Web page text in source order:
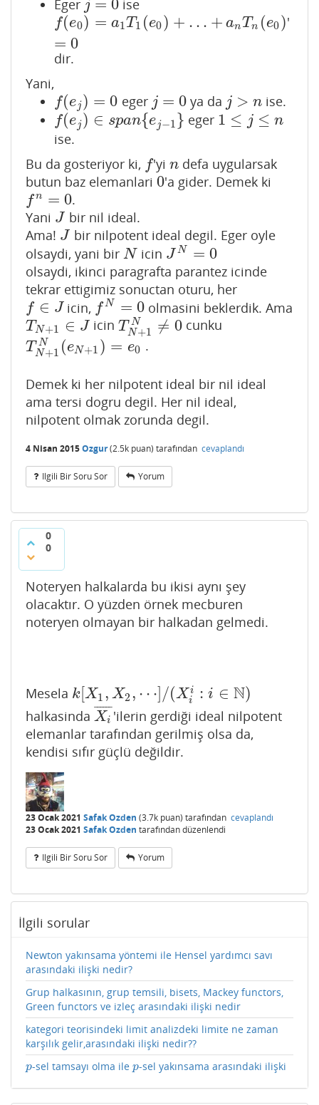
Eger j = 0
j= 0 ise
f(e0) = a1T 1 (e0 ) + … + anTn (e0 )
= 0
f(e0)=a 1T 1(e0)+ …+a nTn( e 0 )=0 '
dir.
Yani,
f(ej ) = 0
f(ej)=0 eger j = 0
j= 0 ya da j > n
j> n ise.
f(ej ) ∈ span{ej−1 }
f(ej)∈ pa n{ej−1 } eger 1 ≤ j ≤ n
1 ≤j≤ n
ise.
Bu da gosteriyor ki, f
f 'yin
n defa uygularsak
butun baz elemanlari 0
0'a gider. Demek ki
f n = 0
fn= 0
.
Yani J
J
bir nil ideal.
Ama! J
J
bir nilpotent ideal degil. Eger oyle
olsaydi, yani bir N
N icin J N = 0
JN= 0
olsaydi, ikinci paragrafta parantez icinde
tekrar ettigimiz sonuctan oturu, her
f ∈ J
f∈J icin, fN = 0
fN= 0 olmasini beklerdik. Ama
T N+1 ∈ J
TN+1 ∈J icinT N
N +1 ≠ 0
TN+ 1 N≠0 cunku
T N
N+1 (eN +1 ) = e0
TN+ 1 N(eN+1) =e0 .
Demek ki her nilpotent ideal bir nil ideal
ama tersi dogru degil. Her nil ideal,
nilpotent olmak zorunda degil.
4 Nisan 2015Ozgur(2.5k puan) tarafından cevaplandı
Ilgili Bir Soru Sor Yorum
0
0
Noteryen halkalarda bu ikisi aynı şey
olacaktır. O yüzden örnek mecburen
noteryen olmayan bir halkadan gelmedi.
Mesela k X1 , X2 , ⋯ /(X i
i
: i ∈ N)
k[ X1,X2,⋯]/ ( X i i∈N)
halkasinda Xi
¯ ¯
¯¯¯¯
Xi¯ 'ilerin gerdiği ideal nilpotent
elemanlar tarafından gerilmiş olsa da,
kendisi sıfır güçlü değildir.
23 Ocak 2021 Safak Ozden (3.7k puan) tarafından cevaplandı
23 Ocak 2021 Safak Ozden tarafındandüzenlendi
Ilgili Bir Soru Sor Yorum
İlgili sorular
Newton yakınsama yöntemi ile Hensel yardımcı savı
arasındaki ilişki nedir?
Grup halkasının, grup temsili, bisets, Mackey functors,
Green functors ve izleç arasındaki ilişki nedir
kategori teorisindeki limit analizdeki limite ne zaman
karşılık gelir,arasındaki ilişki nedir??
p
p-sel tamsayı olma ile p
p-sel yakınsama arasındaki ilişki